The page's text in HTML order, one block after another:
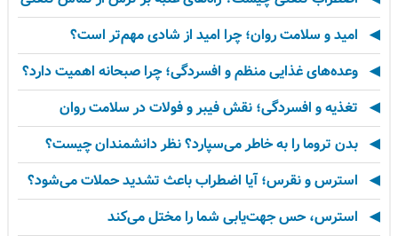
امید و سلامت روان؛ چرا امید از شادی مهم‌تر است؟
وعده‌های غذایی منظم و افسردگی؛ چرا صبحانه اهمیت دارد؟
تغذیه و افسردگی؛ نقش فیبر و فولات در سلامت روان
بدن تروما را به خاطر می‌سپارد؟ نظر دانشمندان چیست؟
استرس و نقرس؛ آیا اضطراب باعث تشدید حملات می‌شود؟
استرس، حس جهت‌یابی شما را مختل می‌کند